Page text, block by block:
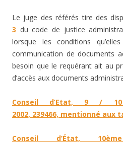
Le juge des référés tire des
3 du code de justice
lorsque les conditions
communication de documents
besoin que le requérant ait au
d’accès aux documents
Conseil d’Etat, 9 /
2002, 239466, mentionné aux
Conseil d’État,